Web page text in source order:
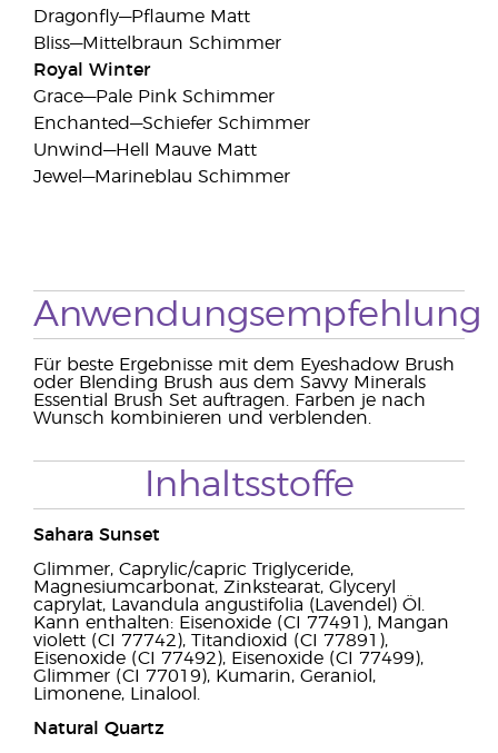
Dragonfly—Pflaume Matt
Bliss—Mittelbraun Schimmer
Royal Winter
Grace—Pale Pink Schimmer
Enchanted—Schiefer Schimmer
Unwind—Hell Mauve Matt
Jewel—Marineblau Schimmer
Anwendungsempfehlung
Für beste Ergebnisse mit dem Eyeshadow Brush
oder Blending Brush aus dem Savvy Minerals
Essential Brush Set auftragen. Farben je nach
Wunsch kombinieren und verblenden.
Inhaltsstoffe
Sahara Sunset
Glimmer, Caprylic/capric Triglyceride,
Magnesiumcarbonat, Zinkstearat, Glyceryl
caprylat, Lavandula angustifolia (Lavendel) Öl.
Kann enthalten: Eisenoxide (CI 77491), Mangan
violett (CI 77742), Titandioxid (CI 77891),
Eisenoxide (CI 77492), Eisenoxide (CI 77499),
Glimmer (CI 77019), Kumarin, Geraniol,
Limonene, Linalool.
Natural Quartz